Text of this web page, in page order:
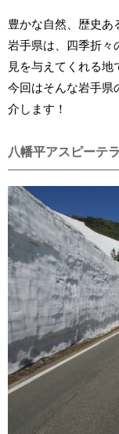
豊かな自然、歴史あ
岩手県は、四季折々
見を与えてくれる地
今回はそんな岩手県
介します！
八幡平アスピーテ